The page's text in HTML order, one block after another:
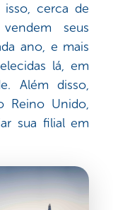
cerca de
seus
ano, e mais
lá, em
Além disso,
Reino Unido,
sua filial em